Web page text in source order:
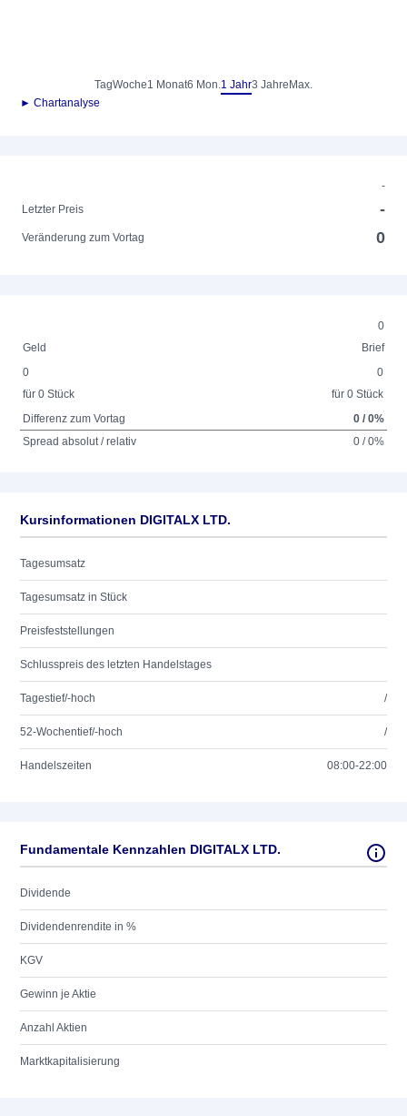
TagWoche1 Monat6 Mon.1 Jahr3 Jahre Max.
► Chartanalyse
-
Letzter Preis
-
Veränderung zum Vortag 0
0
Geld
Brief
0
für 0 Stück
0
für 0 Stück
Differenz zum Vortag
0 / 0%
Spread absolut / relativ
0 / 0%
Kursinformationen DIGITALX LTD.
Tagesumsatz
Tagesumsatz in Stück
Preisfeststellungen
Schlusspreis des letzten Handelstages
Tagestief/-hoch /
52-Wochentief/-hoch /
Handelszeiten 08:00-22:00
Fundamentale Kennzahlen DIGITALX LTD.
Dividende
Dividendenrendite in %
KGV
Gewinn je Aktie
Anzahl Aktien
Marktkapitalisierung